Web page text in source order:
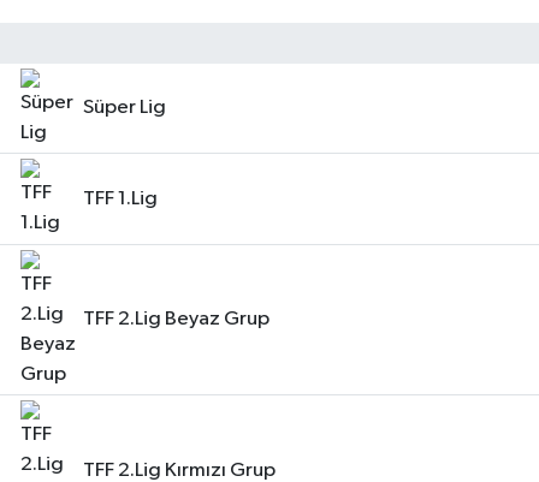
Süper Lig
TFF 1.Lig
TFF 2.Lig Beyaz Grup
TFF 2.Lig Kırmızı Grup